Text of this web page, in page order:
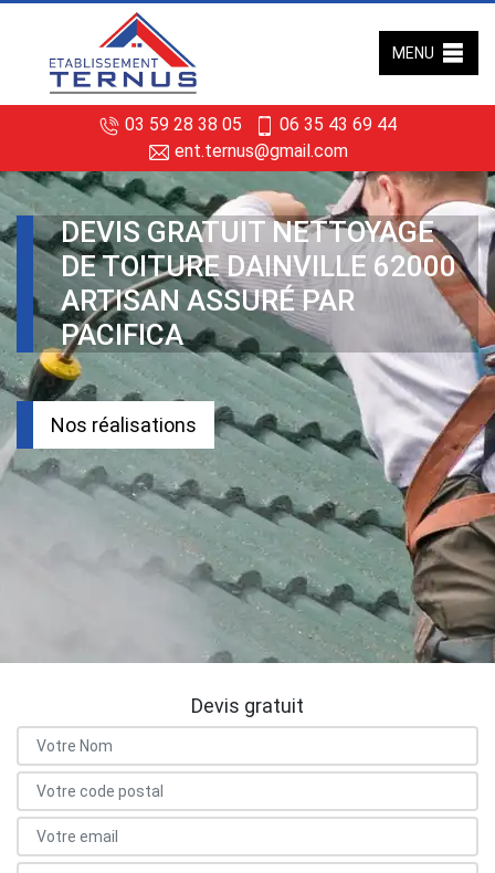
03 59 28 38 05
06 35 43 69 44
ent.ternus@gmail.com
MENU
DEVIS GRATUIT NETTOYAGE
DE TOITURE DAINVILLE 62000
ARTISAN ASSURÉ PAR
PACIFICA
Nos réalisations
Devis gratuit